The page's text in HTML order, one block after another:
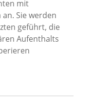
mit
Sie werden
geführt, die
Aufenthalts